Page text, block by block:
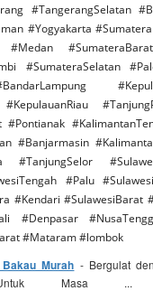
#TangerangSelatan
#Yogyakarta
#Medan
#SumateraSelatan
#Pontianak
#Banjarmasin
#TanjungSelor
#Palu
#Kendari #SulawesiBarat
#Denpasar
#Mataram #lombok
Murah - Bergulat
Untuk Masa ...